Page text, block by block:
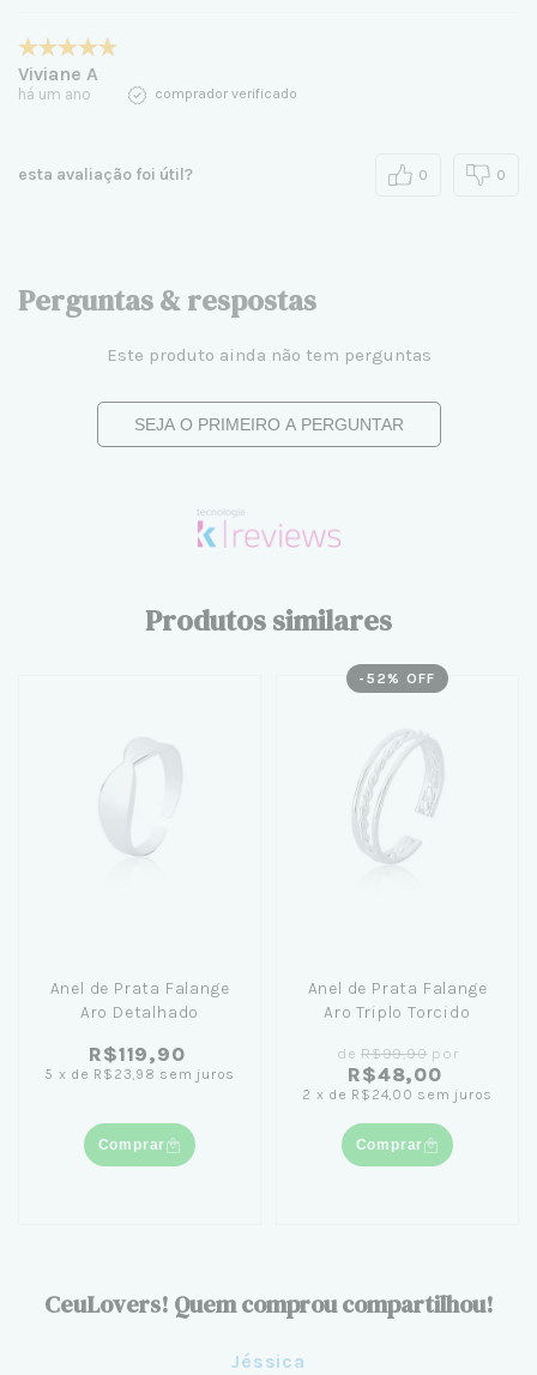
Viviane A
há um ano comprador verificado
esta avaliação foi útil? 0 0
Perguntas & respostas
Este produto ainda não tem perguntas
SEJA O PRIMEIRO A PERGUNTAR
Produtos similares
Anel de Prata Falange
Aro Detalhado
R$119,90
5 x de R$23,98 sem juros
Comprar
- 52 % OFF
Anel de Prata Falange
Aro Triplo Torcido
de R$99,90 por
R$48,00
2 x de R$24,00 sem juros
Comprar
CeuLovers! Quem comprou compartilhou!
Jéssica